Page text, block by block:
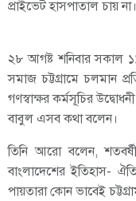
প্রাইভেট হাসপাতাল চায় না।
২৮ আগষ্ট শনিবার সকাল
সমাজ চট্টগ্রামে চলমান
গণস্বাক্ষর কর্মসূচির
বাবুল এসব কথা বলেন।
তিনি আরো বলেন,
বাংলাদেশের ইতিহাস-
পায়তারা কোন ভাবেই